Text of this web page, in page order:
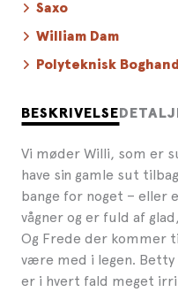
BESKRIVELSE
Vi møder Willi, som er
have sin gamle sut
bange for noget – eller
vågner og er fuld af
Og Frede der kommer
være med i legen. Betty
er i hvert fald meget
Saxo
William Dam
Polyteknisk